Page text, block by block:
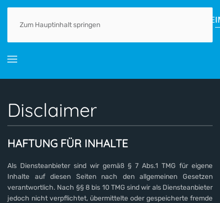
Zum Hauptinhalt springen
HOME AKTUELLES ORTSGESCHICHTE(N) GEWERBE
Disclaimer
HAFTUNG FÜR INHALTE
Als Diensteanbieter sind wir gemäß § 7 Abs.1 TMG für eigene
Inhalte auf diesen Seiten nach den allgemeinen Gesetzen
verantwortlich. Nach §§ 8 bis 10 TMG sind wir als Diensteanbieter
jedoch nicht verpflichtet, übermittelte oder gespeicherte fremde